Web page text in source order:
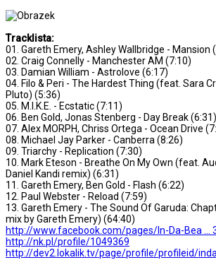
Tracklista:
01. Gareth Emery, Ashley Wallbridge - Mansion
02. Craig Connelly - Manchester AM (7:10)
03. Damian William - Astrolove (6:17)
04. Filo & Peri - The Hardest Thing (feat. Sara
Pluto) (5:36)
05. M.I.K.E. - Ecstatic (7:11)
06. Ben Gold, Jonas Stenberg - Day Break (6:31)
07. Alex MORPH, Chriss Ortega - Ocean Drive
08. Michael Jay Parker - Canberra (8:26)
09. Triarchy - Replication (7:30)
10. Mark Eteson - Breathe On My Own (feat.
Daniel Kandi remix) (6:31)
11. Gareth Emery, Ben Gold - Flash (6:22)
12. Paul Webster - Reload (7:59)
13. Gareth Emery - The Sound Of Garuda:
mix by Gareth Emery) (64:40)
http://www.facebook.com/pages/In-Da-Bea ...
http://nk.pl/profile/1049369
http://dev2.lokalik.tv/page/profile/profileid/